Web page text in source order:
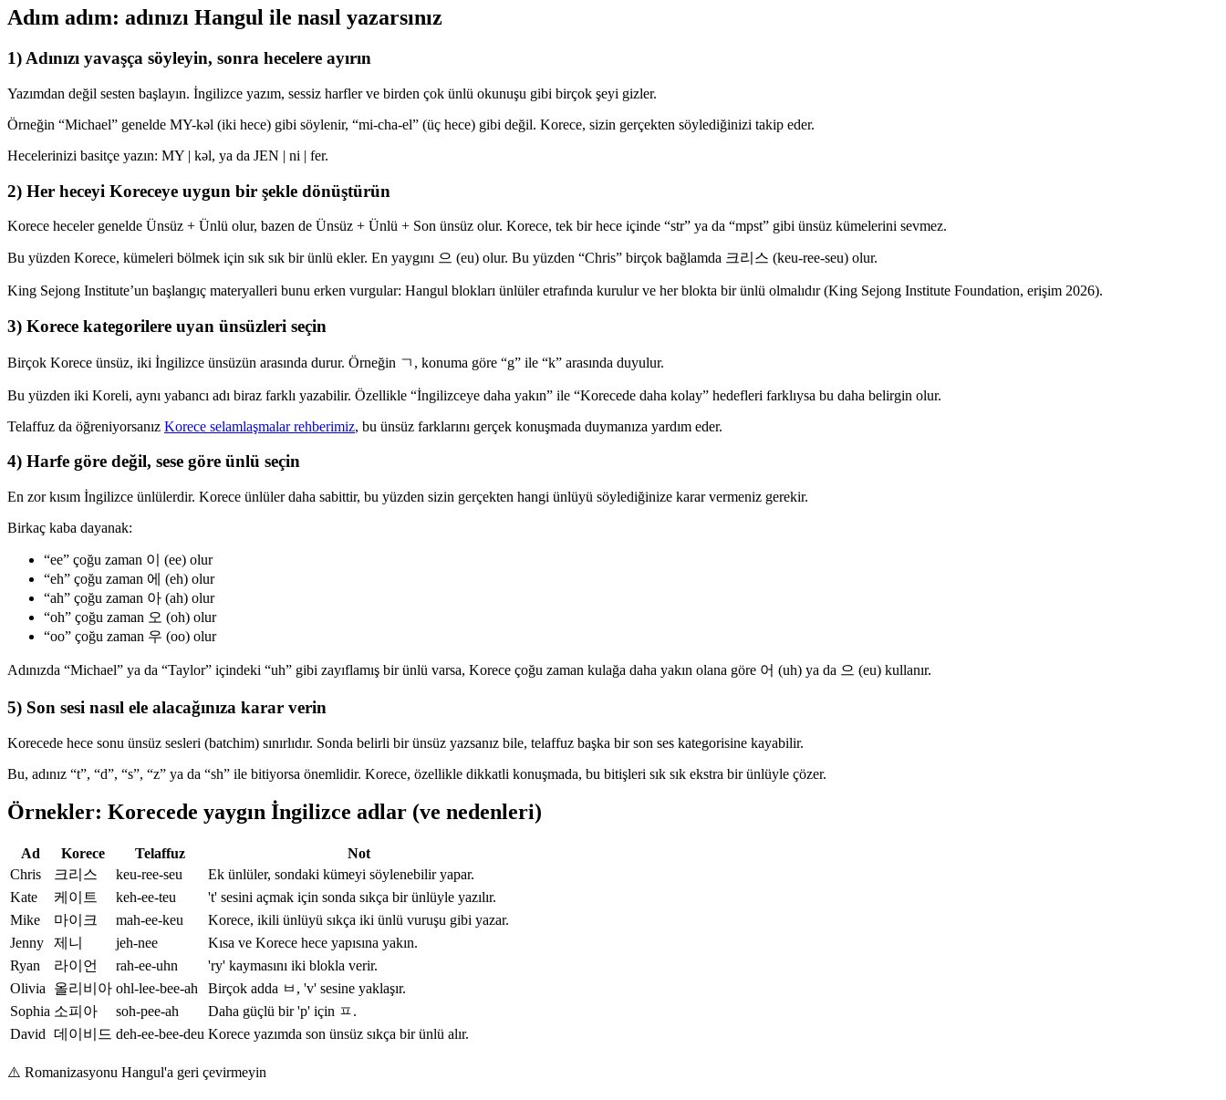
Adım adım: adınızı Hangul ile nasıl yazarsınız
1) Adınızı yavaşça söyleyin, sonra hecelere ayırın
Yazımdan değil sesten başlayın. İngilizce yazım, sessiz harfler ve birden çok ünlü okunuşu gibi birçok şeyi gizler.
Örneğin “Michael” genelde MY-kəl (iki hece) gibi söylenir, “mi-cha-el” (üç hece) gibi değil. Korece, sizin gerçekten söylediğinizi takip eder.
Hecelerinizi basitçe yazın: MY | kəl, ya da JEN | ni | fer.
2) Her heceyi Koreceye uygun bir şekle dönüştürün
Korece heceler genelde Ünsüz + Ünlü olur, bazen de Ünsüz + Ünlü + Son ünsüz olur. Korece, tek bir hece içinde “str” ya da “mpst” gibi ünsüz kümelerini sevmez.
Bu yüzden Korece, kümeleri bölmek için sık sık bir ünlü ekler. En yaygını 으 (eu) olur. Bu yüzden “Chris” birçok bağlamda 크리스 (keu-ree-seu) olur.
King Sejong Institute’un başlangıç materyalleri bunu erken vurgular: Hangul blokları ünlüler etrafında kurulur ve her blokta bir ünlü olmalıdır (King Sejong Institute Foundation, erişim 2026).
3) Korece kategorilere uyan ünsüzleri seçin
Birçok Korece ünsüz, iki İngilizce ünsüzün arasında durur. Örneğin ㄱ, konuma göre “g” ile “k” arasında duyulur.
Bu yüzden iki Koreli, aynı yabancı adı biraz farklı yazabilir. Özellikle “İngilizceye daha yakın” ile “Korecede daha kolay” hedefleri farklıysa bu daha belirgin olur.
Telaffuz da öğreniyorsanız Korece selamlaşmalar rehberimiz, bu ünsüz farklarını gerçek konuşmada duymanıza yardım eder.
4) Harfe göre değil, sese göre ünlü seçin
En zor kısım İngilizce ünlülerdir. Korece ünlüler daha sabittir, bu yüzden sizin gerçekten hangi ünlüyü söylediğinize karar vermeniz gerekir.
Birkaç kaba dayanak:
“ee” çoğu zaman 이 (ee) olur
“eh” çoğu zaman 에 (eh) olur
“ah” çoğu zaman 아 (ah) olur
“oh” çoğu zaman 오 (oh) olur
“oo” çoğu zaman 우 (oo) olur
Adınızda “Michael” ya da “Taylor” içindeki “uh” gibi zayıflamış bir ünlü varsa, Korece çoğu zaman kulağa daha yakın olana göre 어 (uh) ya da 으 (eu) kullanır.
5) Son sesi nasıl ele alacağınıza karar verin
Korecede hece sonu ünsüz sesleri (batchim) sınırlıdır. Sonda belirli bir ünsüz yazsanız bile, telaffuz başka bir son ses kategorisine kayabilir.
Bu, adınız “t”, “d”, “s”, “z” ya da “sh” ile bitiyorsa önemlidir. Korece, özellikle dikkatli konuşmada, bu bitişleri sık sık ekstra bir ünlüyle çözer.
Örnekler: Korecede yaygın İngilizce adlar (ve nedenleri)
Ad Korece Telaffuz
Not
Chris
크리스 keu-ree-seu
Ek ünlüler, sondaki kümeyi söylenebilir yapar.
Kate
케이트 keh-ee-teu
't' sesini açmak için sonda sıkça bir ünlüyle yazılır.
Mike
마이크 mah-ee-keu
Korece, ikili ünlüyü sıkça iki ünlü vuruşu gibi yazar.
Jenny
제니 jeh-nee
Kısa ve Korece hece yapısına yakın.
Ryan
라이언 rah-ee-uhn
'ry' kaymasını iki blokla verir.
Olivia
올리비아 ohl-lee-bee-ah
Birçok adda ㅂ, 'v' sesine yaklaşır.
Sophia 소피아 soh-pee-ah
Daha güçlü bir 'p' için ㅍ.
David 데이비드 deh-ee-bee-deu Korece yazımda son ünsüz sıkça bir ünlü alır.
⚠️ Romanizasyonu Hangul'a geri çevirmeyin